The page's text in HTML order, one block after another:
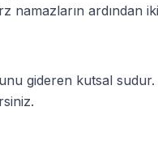
ardından
gideren kutsal